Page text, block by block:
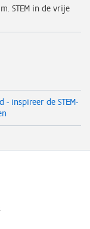
STEM in de vrije
- inspireer de STEM-